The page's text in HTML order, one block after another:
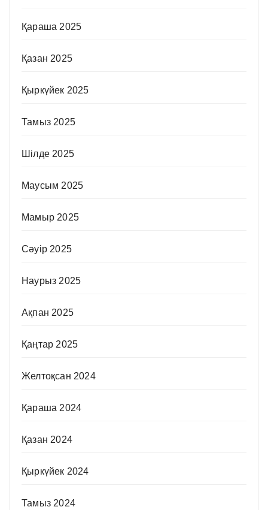
Қараша 2025
Қазан 2025
Қыркүйек 2025
Тамыз 2025
Шілде 2025
Маусым 2025
Мамыр 2025
Сәуір 2025
Наурыз 2025
Ақпан 2025
Қаңтар 2025
Желтоқсан 2024
Қараша 2024
Қазан 2024
Қыркүйек 2024
Тамыз 2024